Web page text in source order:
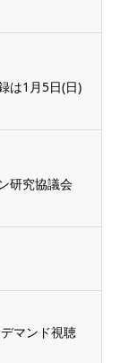
は1月5日(日)
研究協議会
マンド視聴